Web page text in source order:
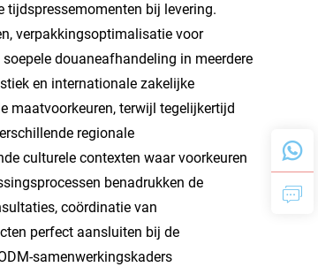
tijdspressemomenten bij levering.
verpakkingsoptimalisatie voor
douaneafhandeling in meerdere
en internationale zakelijke
maatvoorkeuren, terwijl tegelijkertijd
regionale
culturele contexten waar voorkeuren
benadrukken de
coördinatie van
perfect aansluiten bij de
samenwerkingskaders